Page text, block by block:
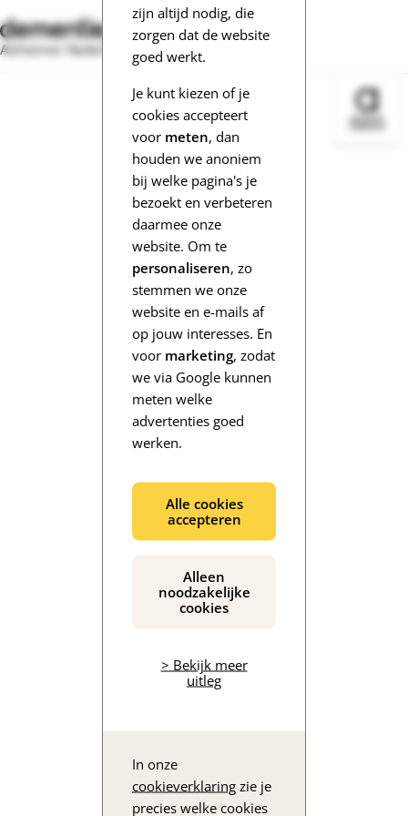
zijn altijd nodig, die
zorgen dat de website
goed werkt.
Je kunt kiezen of je
cookies accepteert
voor meten, dan
houden we anoniem
bij welke pagina's je
bezoekt en verbeteren
daarmee onze
website. Om te
personaliseren, zo
stemmen we onze
website en e-mails af
op jouw interesses. En
voor marketing, zodat
we via Google kunnen
meten welke
advertenties goed
werken.
Alle cookies
accepteren
Alleen
noodzakelijke
cookies
> Bekijk meer
uitleg
In onze
cookieverklaring zie je
precies welke cookies
Alzheimer Nederland
De inhoud wordt geladen...